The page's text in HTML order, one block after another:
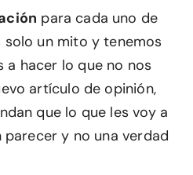
para cada uno de
solo un mito y tenemos
a hacer lo que no nos
artículo de opinión,
que lo que les voy a
y no una verdad